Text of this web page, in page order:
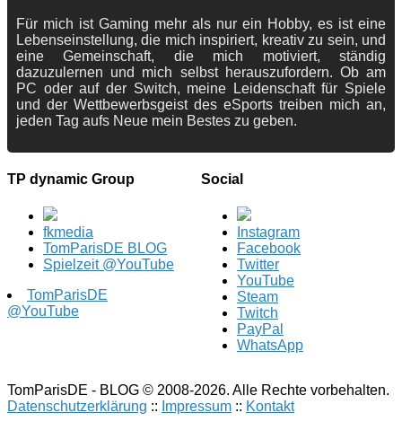
Für mich ist Gaming mehr als nur ein Hobby, es ist eine
Lebenseinstellung, die mich inspiriert, kreativ zu sein, und
eine Gemeinschaft, die mich motiviert, ständig
dazuzulernen und mich selbst herauszufordern. Ob am
PC oder auf der Switch, meine Leidenschaft für Spiele
und der Wettbewerbsgeist des eSports treiben mich an,
jeden Tag aufs Neue mein Bestes zu geben.
TP dynamic Group
fkmedia
TomParisDE BLOG
Spielzeit @YouTube
TomParisDE
@YouTube
Social
Instagram
Facebook
Twitter
YouTube
Steam
Twitch
PayPal
WhatsApp
TomParisDE - BLOG © 2008-2026. Alle Rechte vorbehalten.
Datenschutzerklärung :: Impressum :: Kontakt